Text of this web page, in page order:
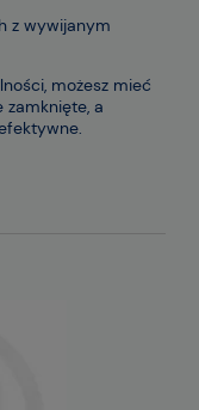
z wywijanym
możesz mieć
zamknięte, a